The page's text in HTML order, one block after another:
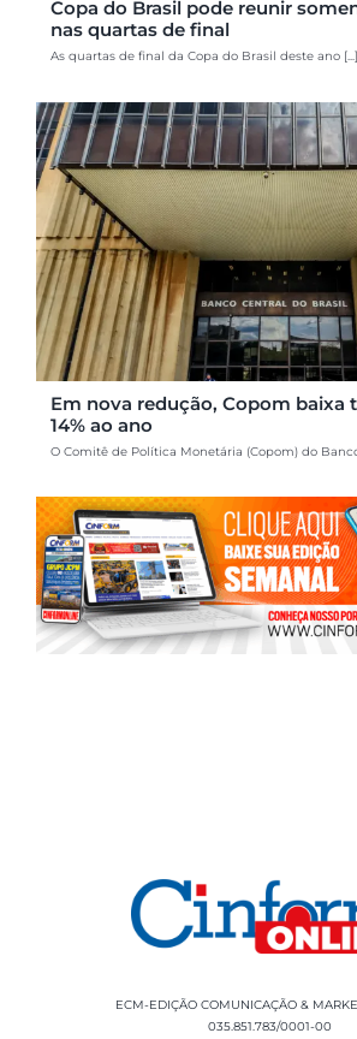
Copa do Brasil pode reunir
nas quartas de final
As quartas de final da Copa do Brasil deste ano [...]
Em nova redução, Copom baixa
14% ao ano
O Comitê de Política Monetária (Copom) do
ECM-EDIÇÃO COMUNICAÇÃO &
035.851.783/0001-00